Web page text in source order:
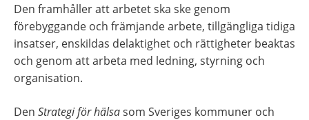
Den framhåller att arbetet ska ske genom
förebyggande och främjande arbete, tillgängliga tidiga
insatser, enskildas delaktighet och rättigheter beaktas
och genom att arbeta med ledning, styrning och
organisation.
Den Strategi för hälsa som Sveriges kommuner och